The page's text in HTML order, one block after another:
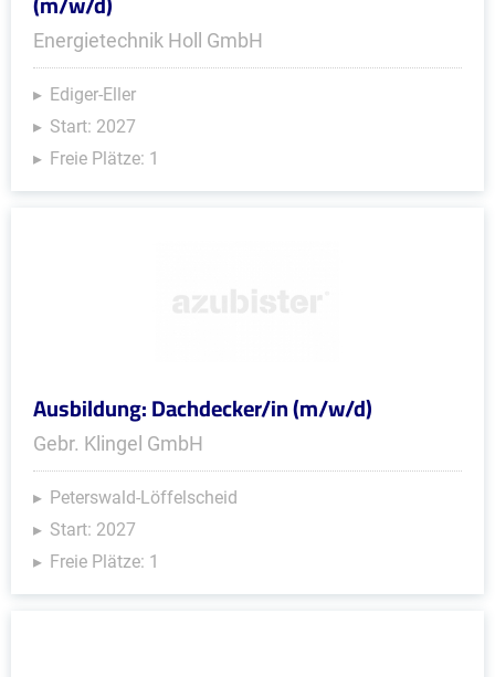
Energietechnik Holl GmbH
Ediger-Eller
Start: 2027
Freie Plätze: 1
Ausbildung: Dachdecker/in (m/w/d)
Gebr. Klingel GmbH
Peterswald-Löffelscheid
Start: 2027
Freie Plätze: 1